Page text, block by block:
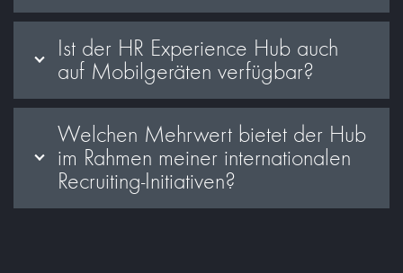
Ist der HR Experience Hub auch
auf Mobilgeräten verfügbar?
Welchen Mehrwert bietet der Hub
im Rahmen meiner internationalen
Recruiting-Initiativen?